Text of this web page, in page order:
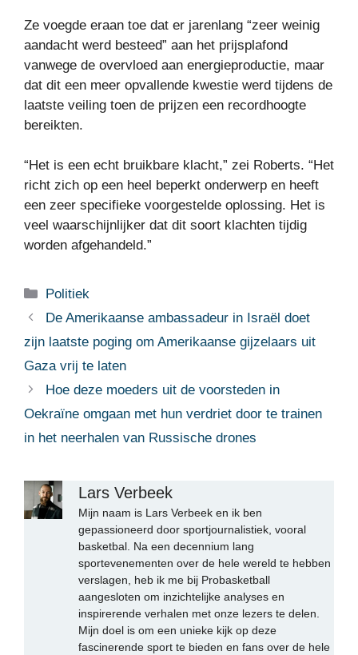
Ze voegde eraan toe dat er jarenlang “zeer weinig
aandacht werd besteed” aan het prijsplafond
vanwege de overvloed aan energieproductie, maar
dat dit een meer opvallende kwestie werd tijdens de
laatste veiling toen de prijzen een recordhoogte
bereikten.
“Het is een echt bruikbare klacht,” zei Roberts. “Het
richt zich op een heel beperkt onderwerp en heeft
een zeer specifieke voorgestelde oplossing. Het is
veel waarschijnlijker dat dit soort klachten tijdig
worden afgehandeld.”
Categorieën
Politiek
De Amerikaanse ambassadeur in Israël doet
zijn laatste poging om Amerikaanse gijzelaars uit
Gaza vrij te laten
Hoe deze moeders uit de voorsteden in
Oekraïne omgaan met hun verdriet door te trainen
in het neerhalen van Russische drones
Lars Verbeek
Mijn naam is Lars Verbeek en ik ben
gepassioneerd door sportjournalistiek, vooral
basketbal. Na een decennium lang
sportevenementen over de hele wereld te hebben
verslagen, heb ik me bij Probasketball
aangesloten om inzichtelijke analyses en
inspirerende verhalen met onze lezers te delen.
Mijn doel is om een unieke kijk op deze
fascinerende sport te bieden en fans over de hele